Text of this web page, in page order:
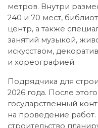
метров. Внутри
240 и 70 мест,
центр, а также
занятий музыкой,
искусством,
и хореографией.
Подрядчика для
2026 года. После
государственный
на проведение
строительство